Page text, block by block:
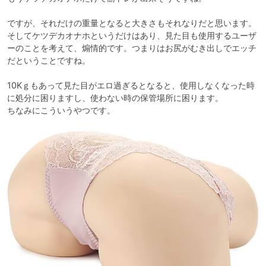
ですが、それだけの重量となると大きさもそれなりだと思います。
そしてケツデカオナホというだけはあり、見た目も使用するユーザ
ーのことを考えて、煽情的です。つまりはお尻がむき出しでエッチ
だということですね。
10Kｇもあって見た目がエロ過ぎるとなると、使用しなくなった時
に処分に困りますし、使わない時の保管場所に困ります。
ちなみにこういうやつです。